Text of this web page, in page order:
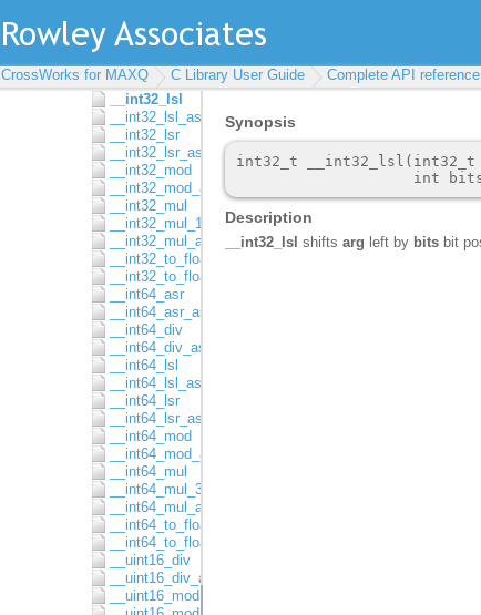
CrossWorks for MAXQ C Library User Guide Complete API reference
__int32_asr
__int32_asr_asgn
__int32_div
__int32_div_asgn
__int32_lsl
__int32_lsl_asgn
__int32_lsr
__int32_lsr_asgn
__int32_mod
__int32_mod_asgn
__int32_mul
__int32_mul_16x16
__int32_mul_asgn
__int32_to_float32
__int32_to_float64
__int64_asr
__int64_asr_asgn
__int64_div
__int64_div_asgn
__int64_lsl
__int64_lsl_asgn
__int64_lsr
__int64_lsr_asgn
__int64_mod
__int64_mod_asgn
__int64_mul
__int64_mul_32x32
__int64_mul_asgn
__int64_to_float32
__int64_to_float64
__uint16_div
__uint16_div_asgn
__uint16_mod